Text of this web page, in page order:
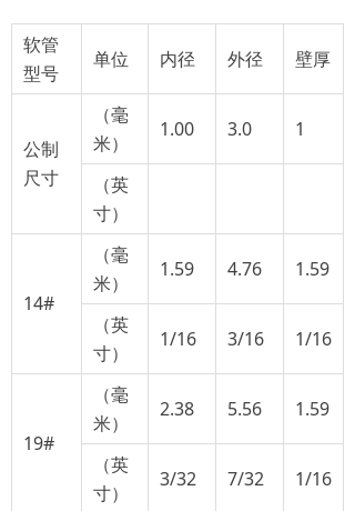
软管
型号
单位 内径 外径 壁厚
公制
尺寸
（毫
米）
1.00 3.0 1
（英
寸）
14#
（毫
米）
1.59 4.76 1.59
（英
寸）
1/16 3/16 1/16
19#
（毫
米）
2.38 5.56 1.59
（英
寸）
3/32 7/32 1/16